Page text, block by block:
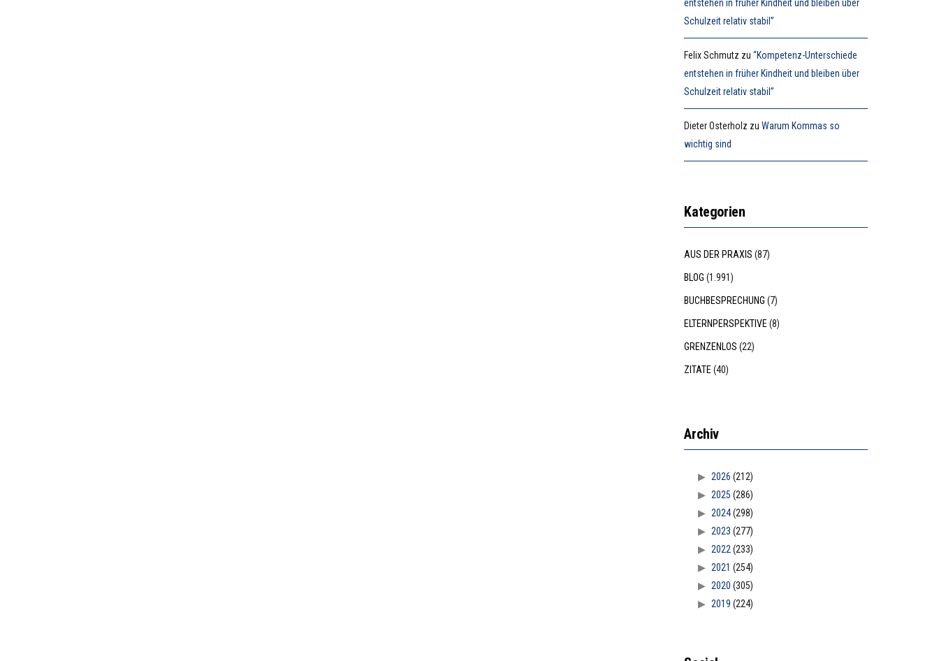
entstehen in früher Kindheit und bleiben über
Schulzeit relativ stabil”
Felix Schmutz zu“Kompetenz-Unterschiede
entstehen in früher Kindheit und bleiben über
Schulzeit relativ stabil”
Dieter Osterholz zuWarum Kommas so
wichtig sind
Kategorien
AUS DER PRAXIS (87)
BLOG (1.991)
BUCHBESPRECHUNG (7)
ELTERNPERSPEKTIVE(8)
GRENZENLOS (22)
ZITATE(40)
Archiv
2026 (212)
2025 (286)
2024(298)
2023 (277)
2022(233)
2021 (254)
2020 (305)
2019 (224)